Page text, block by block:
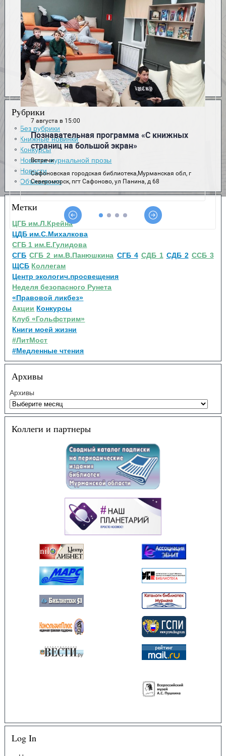
Рубрики
Без рубрики
Книжные новинки
Конкурсы
Новинки журнальной прозы
Новости
Объявления
Метки
ЦГБ им.Л.Крейна
ЦДБ им.С.Михалкова
СГБ 1 им.Е.Гулидова
СГБ СГБ 2 им.В.Панюшкина СГБ 4 СДБ 1 СДБ 2 ССБ 3
ЩСБ Коллегам
Центр экологич.просвещения
Неделя безопасного Рунета
«Правовой ликбез»
Акции Конкурсы
Клуб «Гольфстрим»
Книги моей жизни
#ЛитМост
#Медленные чтения
Архивы
Архивы
Коллеги и партнеры
Log In